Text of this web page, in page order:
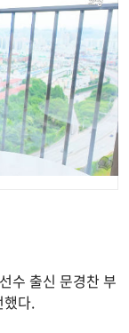
수 출신 문경찬 부
했다.